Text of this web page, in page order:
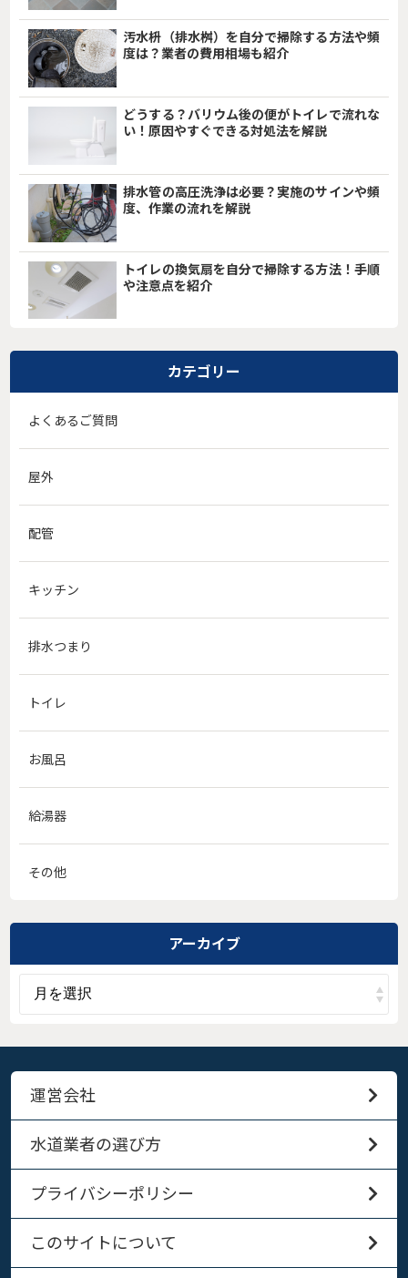
汚水枡（排水桝）を自分で掃除する方法や頻
度は？業者の費用相場も紹介
どうする？バリウム後の便がトイレで流れな
い！原因やすぐできる対処法を解説
排水管の高圧洗浄は必要？実施のサインや頻
度、作業の流れを解説
トイレの換気扇を自分で掃除する方法！手順
や注意点を紹介
カテゴリー
よくあるご質問
屋外
配管
キッチン
排水つまり
トイレ
お風呂
給湯器
その他
アーカイブ
運営会社
水道業者の選び方
プライバシーポリシー
このサイトについて